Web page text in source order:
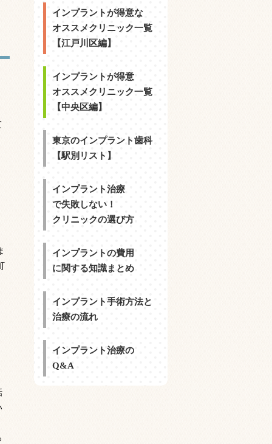
インプラントが得意な
オススメクリニック一覧
【江戸川区編】
インプラントが得意
オススメクリニック一覧
【中央区編】
東京のインプラント歯科
【駅別リスト】
インプラント治療
で失敗しない！
クリニックの選び方
インプラントの費用
に関する知識まとめ
インプラント手術方法と
治療の流れ
インプラント治療の
Q&A